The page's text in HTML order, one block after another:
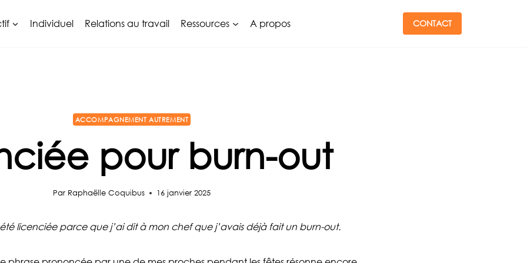
Individuel Relations au travail Ressources A propos CONTACT
ACCOMPAGNEMENT AUTREMENT
pour burn-out
Par Raphaëlle Coquibus 16 janvier 2025
été licenciée parce que j’ai dit à mon chef que j’avais déjà fait un burn-out.